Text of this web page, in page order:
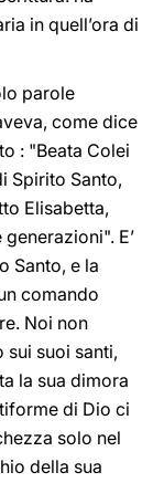
in quell’ora di
parole
come dice
: "Beata Colei
Spirito Santo,
Elisabetta,
E’
Santo, e la
comando
Noi non
suoi santi,
la sua dimora
di Dio ci
solo nel
della sua